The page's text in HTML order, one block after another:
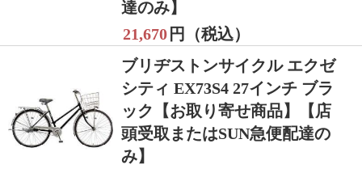
達のみ】
21,670 円（税込）
ブリヂストンサイクル エクゼ
シティ EX73S4 27インチ ブラ
ック【お取り寄せ商品】【店
頭受取またはSUN急便配達の
み】